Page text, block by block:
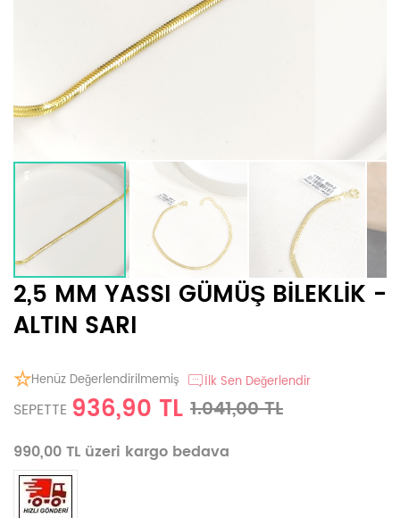
2,5 MM YASSI GÜMÜŞ BİLEKLİK -
ALTIN SARI
Henüz Değerlendirilmemiş İlk Sen Değerlendir
SEPETTE 936,90 TL 1.041,00 TL
990,00 TL üzeri kargo bedava